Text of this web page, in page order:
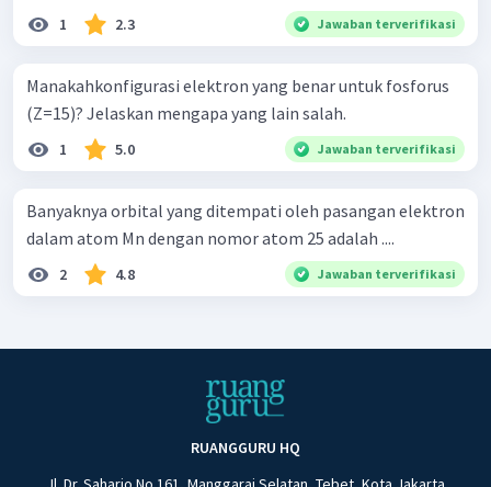
1 2.3 Jawaban terverifikasi
Manakahkonfigurasi elektron yang benar untuk fosforus
(Z=15)? Jelaskan mengapa yang lain salah.
1 5.0 Jawaban terverifikasi
Banyaknya orbital yang ditempati oleh pasangan elektron
dalam atom Mn dengan nomor atom 25 adalah ....
2 4.8 Jawaban terverifikasi
RUANGGURU HQ